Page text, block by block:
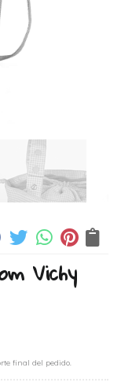
Vichy
final del pedido.